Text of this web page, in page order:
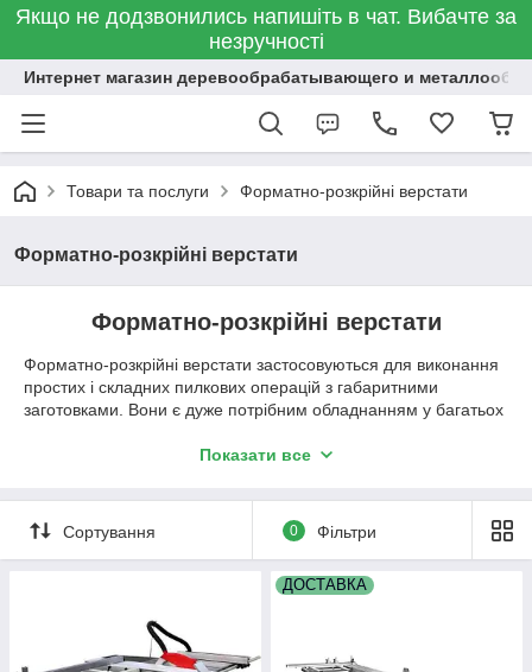
Якщо не додзвонились напишіть в чат. Вибачте за
незручності
Интернет магазин деревообрабатывающего и
Товари та послуги Форматно-розкрійні верстати
Форматно-розкрійні верстати
Форматно-розкрійні верстати
Форматно-розкрійні верстати застосовуються для виконання
простих і складних пилкових операцій з габаритними
заготовками. Вони є дуже потрібним обладнанням у багатьох
дерев'яних заготовок, обладнання відмінно справляється з
Показати все
Сортування 0 Фільтри
ДОСТАВКА